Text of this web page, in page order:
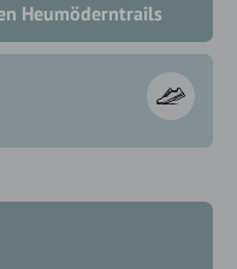
Heumöderntrails